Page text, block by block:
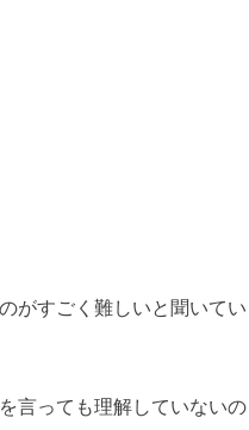
がすごく難しいと聞いてい
言っても理解していないの